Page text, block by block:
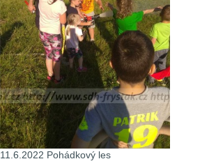
11.6.2022 Pohádkový les